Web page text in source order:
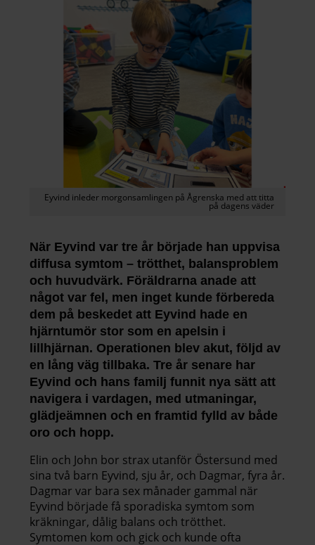
Eyvind inleder morgonsamlingen på Ågrenska med att titta
på dagens väder
När Eyvind var tre år började han uppvisa
diffusa symtom – trötthet, balansproblem
och huvudvärk. Föräldrarna anade att
något var fel, men inget kunde förbereda
dem på beskedet att Eyvind hade en
hjärntumör stor som en apelsin i
lillhjärnan. Operationen blev akut, följd av
en lång väg tillbaka. Tre år senare har
Eyvind och hans familj funnit nya sätt att
navigera i vardagen, med utmaningar,
glädjeämnen och en framtid fylld av både
oro och hopp.
Elin och John bor strax utanför Östersund med
sina två barn Eyvind, sju år, och Dagmar, fyra år.
Dagmar var bara sex månader gammal när
Eyvind började få sporadiska symtom som
kräkningar, dålig balans och trötthet.
Symtomen kom och gick och kunde ofta